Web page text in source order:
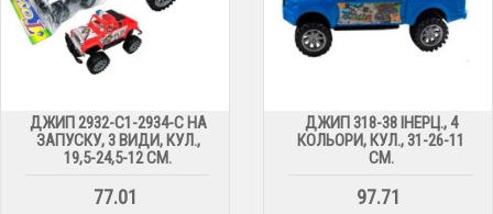
ДЖИП 2932-C1-2934-C НА
ЗАПУСКУ, 3 ВИДИ, КУЛ.,
19,5-24,5-12 СМ.
77.01
ДЖИП 318-38 ІНЕРЦ., 4
КОЛЬОРИ, КУЛ., 31-26-11
СМ.
97.71